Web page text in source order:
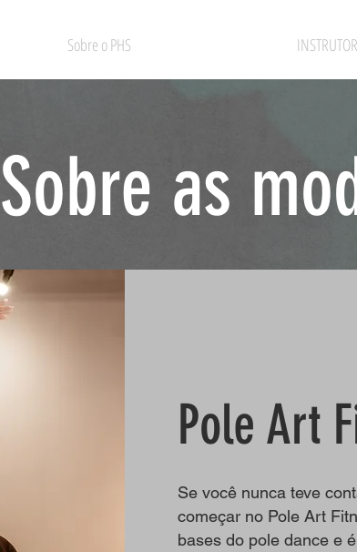
Sobre o PHS
Sobre as
Pole Art
Se você nunca teve
começar no Pole Art
bases do pole dance e